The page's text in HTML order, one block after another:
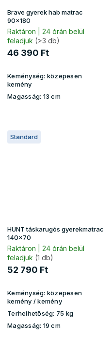
Brave gyerek hab matrac
90x180
Raktáron | 24 órán belül
feladjuk (>3 db)
46 390 Ft
Keménység: közepesen
kemény
Magasság: 13 cm
Standard
HUNT táskarugós gyerekmatrac
140x70
Raktáron | 24 órán belül
feladjuk (1 db)
52 790 Ft
Keménység: közepesen
kemény / kemény
Terhelhetőség: 75 kg
Magasság: 19 cm